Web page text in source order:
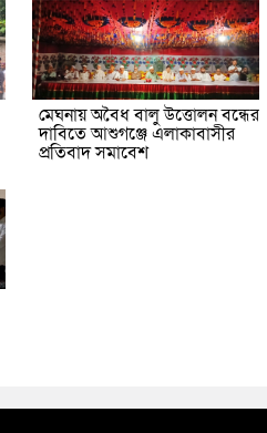
মেঘনায় অবৈধ বালু উত্তোলন বন্ধের
দাবিতে আশুগঞ্জে এলাকাবাসীর
প্রতিবাদ সমাবেশ